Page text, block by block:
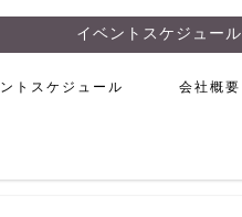
イベントスケジュール
トスケジュール 会社概要